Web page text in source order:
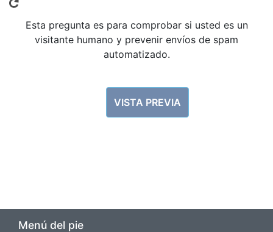
Esta pregunta es para comprobar si usted es un
visitante humano y prevenir envíos de spam
automatizado.
VISTA PREVIA
Menú del pie